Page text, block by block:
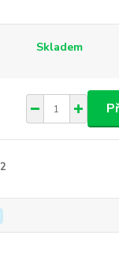
Skladem